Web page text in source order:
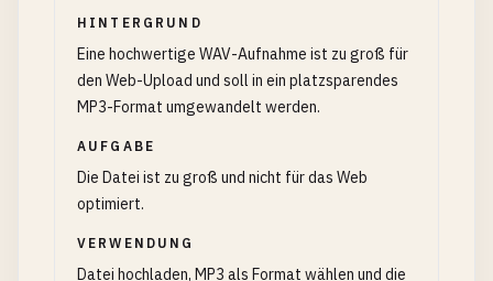
HINTERGRUND
Eine hochwertige WAV-Aufnahme ist zu groß für
den Web-Upload und soll in ein platzsparendes
MP3-Format umgewandelt werden.
AUFGABE
Die Datei ist zu groß und nicht für das Web
optimiert.
VERWENDUNG
Datei hochladen, MP3 als Format wählen und die